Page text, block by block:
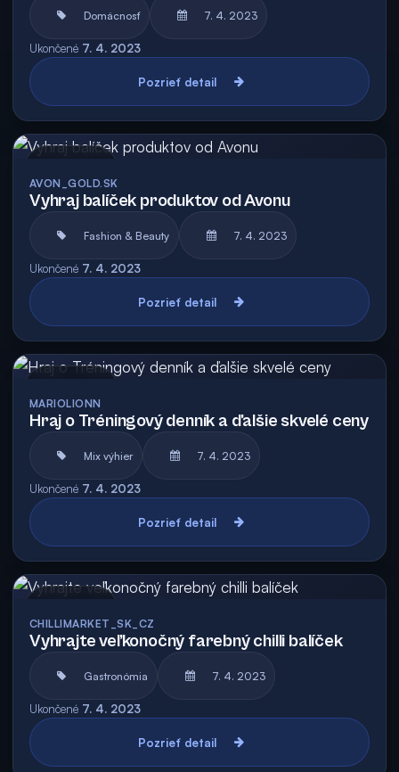
Domácnosť 7. 4. 2023
Ukončené 7. 4. 2023
Pozrieť detail
AVON_GOLD.SK
Vyhraj balíček produktov od Avonu
Fashion & Beauty 7. 4. 2023
Ukončené 7. 4. 2023
Pozrieť detail
MARIOLIONN
Hraj o Tréningový denník a ďalšie skvelé ceny
Mix výhier 7. 4. 2023
Ukončené 7. 4. 2023
Pozrieť detail
CHILLIMARKET_SK_CZ
Vyhrajte veľkonočný farebný chilli balíček
Gastronómia 7. 4. 2023
Ukončené 7. 4. 2023
Pozrieť detail